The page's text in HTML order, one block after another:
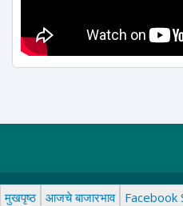
मुखपृष्ठ आजचे बाजारभाव Facebook